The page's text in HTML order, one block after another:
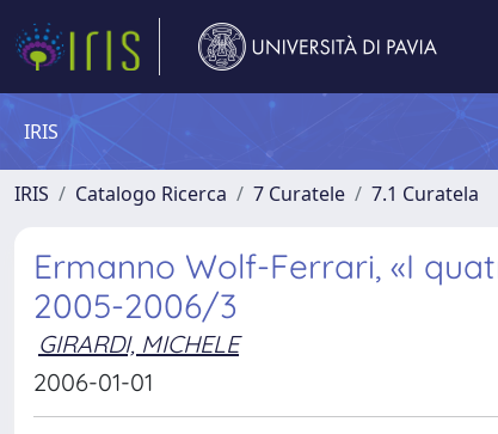
IRIS
IRIS Catalogo Ricerca 7 Curatele 7.1 Curatela
Ermanno Wolf-Ferrari, «I
2005-2006/3
GIRARDI, MICHELE
2006-01-01